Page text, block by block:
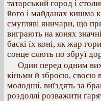
татарський город і
його і майданах кишма
смугляві яничари, що
виграють на конях
баскі їх коні, як жар
сонце сяють по збруї
Один перед одним
кіньми й зброєю, своєю
молодші, виїздять за
роздоллі розважити